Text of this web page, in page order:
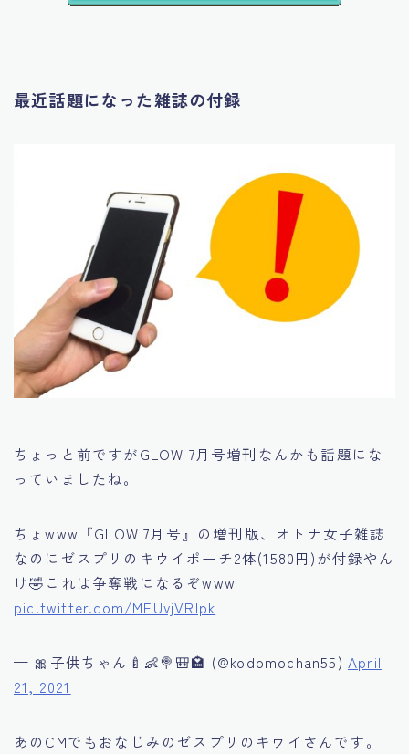
最近話題になった雑誌の付録
ちょっと前ですがGLOW 7月号増刊なんかも話題にな
っていましたね。
ちょwww『GLOW 7月号』の増刊版、オトナ女子雑誌
なのにゼスプリのキウイポーチ2体(1580円)が付録やん
け🤣これは争奪戦になるぞwww
pic.twitter.com/MEUvjVRIpk
— 🎀子供ちゃん🍼👶🍭🎒🏩 (@kodomochan55) April
21, 2021
あのCMでもおなじみのゼスプリのキウイさんです。